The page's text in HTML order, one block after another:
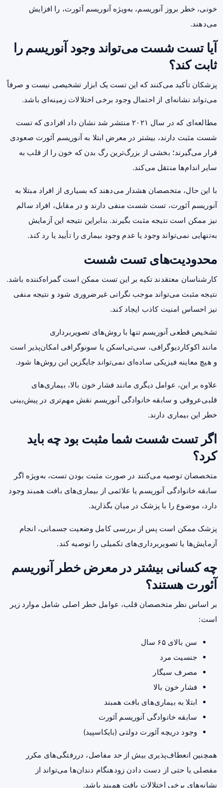
خونی، خطر بروز آنوریسم، به‌ویژه آنوریسم آئورت، را افزایش
می‌دهند.
آیا تست شست می‌تواند وجود آنوریسم را
ثابت کند؟
پزشکان تأکید می‌کنند که این تست یک ابزار تشخیصی نیست و صرفاً
می‌تواند نشانه‌ای از احتمال وجود برخی اختلالات زمینه‌ای باشد.
مطالعه‌ای که در سال ۲۰۲۱ منتشر شد نشان داد افرادی که تست
شست مثبت دارند، بیشتر در معرض ابتلا به آنوریسم آئورت صعودی
قرار می‌گیرند؛ بخشی از بزرگ‌ترین رگ بدن که خون را از قلب به
سایر اندام‌ها منتقل می‌کند.
با این حال، متخصصان هشدار می‌دهند که بسیاری از افراد مبتلا به
آنوریسم آئورت، تست شست منفی دارند و در مقابل، افراد سالم
نیز ممکن است نتیجه مثبت بگیرند. بنابراین نتیجه این آزمایش
به‌تنهایی نمی‌تواند وجود یا عدم وجود بیماری را تأیید یا رد کند.
محدودیت‌های تست شست
کارشناسان معتقدند تکیه بر این تست ممکن است گمراه‌کننده باشد.
نتیجه مثبت می‌تواند موجب نگرانی غیرضروری شود و نتیجه منفی
نیز احساس امنیت کاذب ایجاد کند.
تشخیص قطعی آنوریسم تنها با روش‌های تصویربرداری
مانند اکوکاردیوگرافی، سی‌تی‌اسکن یا سونوگرافی امکان‌پذیر است
و هیچ معاینه فیزیکی ساده‌ای نمی‌تواند جایگزین این روش‌ها شود.
علاوه بر این، عوامل دیگری مانند فشار خون بالا، بیماری‌های
قلبی‌عروقی و سابقه خانوادگی آنوریسم نقش مهم‌تری در پیش‌بینی
خطر این بیماری دارند.
اگر تست شست شما مثبت بود چه باید
کرد؟
متخصصان توصیه می‌کنند در صورت مثبت بودن تست، به‌ویژه اگر
سابقه خانوادگی آنوریسم یا علائمی از بیماری‌های بافت همبند وجود
دارد، موضوع را با پزشک در میان بگذارید.
پزشک ممکن است پس از بررسی کامل وضعیت جسمانی، انجام
آزمایش‌ها یا تصویربرداری‌های تکمیلی را توصیه کند.
چه کسانی بیشتر در معرض خطر آنوریسم
آئورت هستند؟
بر اساس نظر متخصصان قلب، عوامل خطر اصلی شامل موارد زیر
است:
سن بالای ۶۵ سال
جنسیت مرد
مصرف سیگار
فشار خون بالا
ابتلا به بیماری‌های بافت همبند
سابقه خانوادگی آنوریسم آئورت
وجود دریچه آئورت دولتی (بایکاسپید)
همچنین انعطاف‌پذیری بیش از حد مفاصل، دررفتگی‌های مکرر
مفصلی یا حتی از دست دادن زودهنگام دندان‌ها می‌تواند از
نشانه‌های برخی اختلالات بافت همبند باشد.